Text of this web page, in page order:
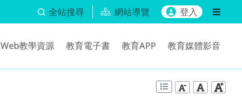
全站搜尋 網站導覽 登入
Web教學資源 教育電子書 教育APP 教育媒體影音